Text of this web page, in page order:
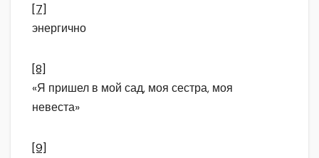
[7]
энергично
[8]
«Я пришел в мой сад, моя сестра, моя
невеста»
[9]